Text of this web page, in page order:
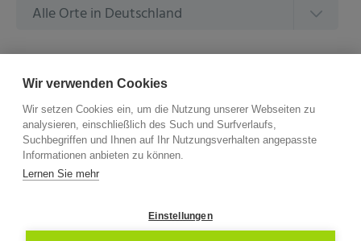
Alle Orte in Deutschland
Alle Amtsgerichte in Deutschland
©2026 –ZVG Termine.Alle Rechte Vorbehalten.
Wir verwenden Cookies
Wir setzen Cookies ein, um die Nutzung unserer Webseiten zu
analysieren, einschließlich des Such und Surfverlaufs,
Suchbegriffen und Ihnen auf Ihr Nutzungsverhalten angepasste
Informationen anbieten zu können.
Lernen Sie mehr
Einstellungen